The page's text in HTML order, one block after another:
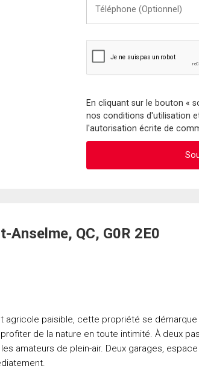
(Optionnel)
En cliquant sur le bouton «
nos conditions d'utilisation
l'autorisation écrite de
Anselme, QC, G0R 2E0
agricole paisible, cette propriété se
de la nature en toute intimité. À deux
amateurs de plein-air. Deux garages,